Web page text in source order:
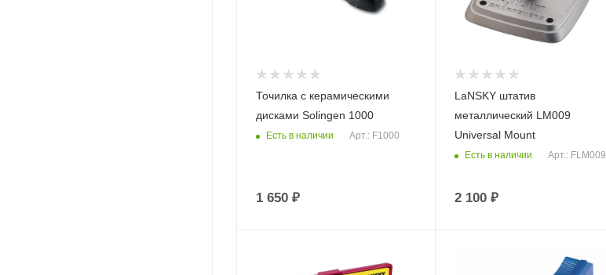
Точилка с керамическими
дисками Solingen 1000
Есть в наличии Арт.: F1000
1 650 ₽
LaNSKY штатив
металлический LM009
Universal Mount
Есть в наличии Арт.: FLM009
2 100 ₽